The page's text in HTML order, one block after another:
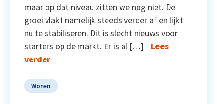
maar op dat niveau zitten we nog niet. De
groei vlakt namelijk steeds verder af en lijkt
nu te stabiliseren. Dit is slecht nieuws voor
starters op de markt. Er is al […]
Lees
verder
Wonen